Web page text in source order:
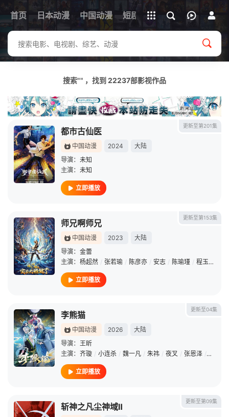
首页 日本动漫 中国动漫 短剧 韩剧 日剧 动漫
下载客户端
立即登录
搜索"" ，找到 22237部影视作品
更新至第201集
都市古仙医
中国动漫 2024
大陆
导演： 未知
主演： 未知
立即播放
更新至第153集
师兄啊师兄
中国动漫 2023
大陆
导演： 金蕾
主演： 杨超然 / 张若瑜 / 陈彦亦 / 安志 / 陈瑜瑾 / 程玉珠
立即播放
更新至04集
李熊猫
中国动漫 2026
大陆
导演： 王昕
主演： 齐璇 / 小连杀 / 魏一凡 / 朱祎 / 夜叉 / 张恩泽 / 路扬
立即播放
更新至第09集
斩神之凡尘神域Ⅱ